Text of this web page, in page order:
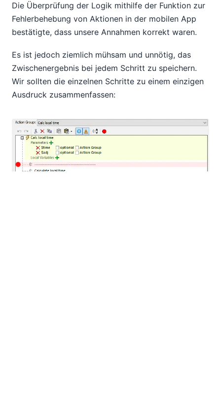
Die Überprüfung der Logik mithilfe der Funktion zur
Fehlerbehebung von Aktionen in der mobilen App
bestätigte, dass unsere Annahmen korrekt waren.
Es ist jedoch ziemlich mühsam und unnötig, das
Zwischenergebnis bei jedem Schritt zu speichern.
Wir sollten die einzelnen Schritte zu einem einzigen
Ausdruck zusammenfassen: